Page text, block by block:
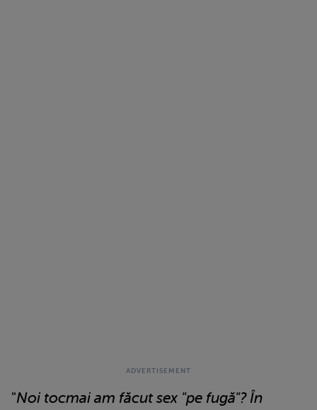
"Noi tocmai am făcut sex "pe fugă"? În